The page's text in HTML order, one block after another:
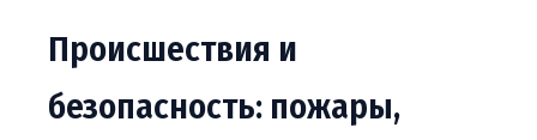
Происшествия и
безопасность: пожары,